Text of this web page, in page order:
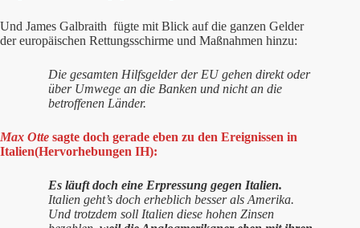
Und James Galbraith fügte mit Blick auf die ganzen Gelder
der europäischen Rettungsschirme und Maßnahmen hinzu:
Die gesamten Hilfsgelder der EU gehen direkt oder
über Umwege an die Banken und nicht an die
betroffenen Länder.
Max Otte sagte doch gerade eben zu den Ereignissen in
Italien(Hervorhebungen IH):
Es läuft doch eine Erpressung gegen Italien.
Italien geht’s doch erheblich besser als Amerika.
Und trotzdem soll Italien diese hohen Zinsen